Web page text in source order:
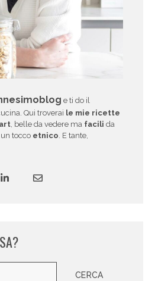
e ti do il
Qui troverai le mie ricette
, belle da vedere ma facili da
tocco etnico. E tante,
CERCA